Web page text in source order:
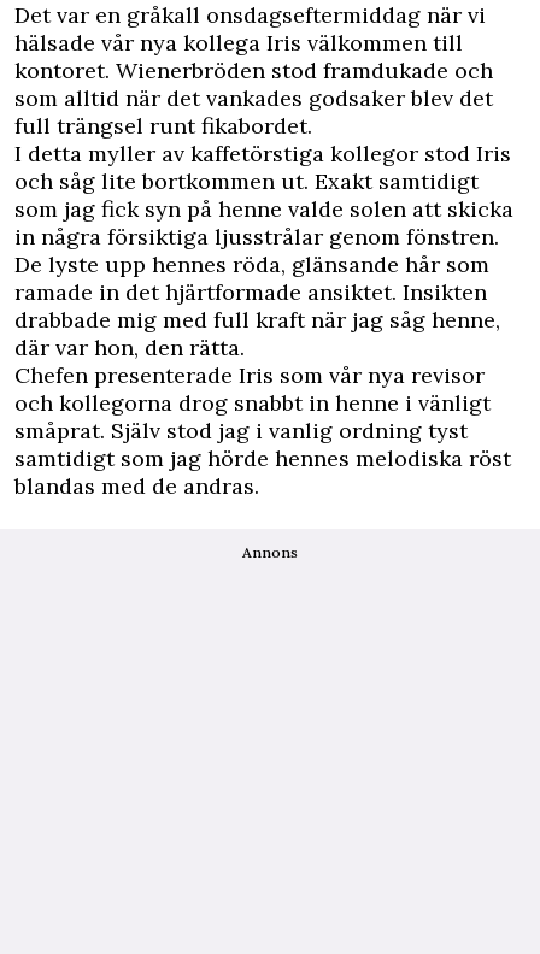
Det var en gråkall onsdagseftermiddag när vi
hälsade vår nya kollega Iris välkommen till
kontoret. Wienerbröden stod framdukade och
som alltid när det vankades godsaker blev det
full trängsel runt fikabordet.
I detta myller av kaffetörstiga kollegor stod Iris
och såg lite bortkommen ut. Exakt samtidigt
som jag fick syn på henne valde solen att skicka
in några försiktiga ljusstrålar genom fönstren.
De lyste upp hennes röda, glänsande hår som
ramade in det hjärtformade ansiktet. Insikten
drabbade mig med full kraft när jag såg henne,
där var hon, den rätta.
Chefen presenterade Iris som vår nya revisor
och kollegorna drog snabbt in henne i vänligt
småprat. Själv stod jag i vanlig ordning tyst
samtidigt som jag hörde hennes melodiska röst
blandas med de andras.
Annons